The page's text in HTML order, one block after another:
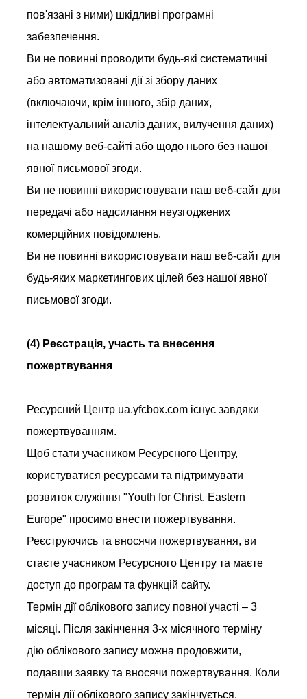
пов'язані з ними) шкідливі програмні
забезпечення.
Ви не повинні проводити будь-які систематичні
або автоматизовані дії зі збору даних
(включаючи, крім іншого, збір даних,
інтелектуальний аналіз даних, вилучення даних)
на нашому веб-сайті або щодо нього без нашої
явної письмової згоди.
Ви не повинні використовувати наш веб-сайт для
передачі або надсилання неузгоджених
комерційних повідомлень.
Ви не повинні використовувати наш веб-сайт для
будь-яких маркетингових цілей без нашої явної
письмової згоди.
(4) Реєстрація, участь та внесення
пожертвування
Ресурсний Центр ua.yfcbox.com існує завдяки
пожертвуванням.
Щоб стати учасником Ресурсного Центру,
користуватися ресурсами та підтримувати
розвиток служіння "Youth for Christ, Eastern
Europe" просимо внести пожертвування.
Реєструючись та вносячи пожертвування, ви
стаєте учасником Ресурсного Центру та маєте
доступ до програм та функцій сайту.
Термін дії облікового запису повної участі – 3
місяці. Після закінчення 3-х місячного терміну
дію облікового запису можна продовжити,
подавши заявку та вносячи пожертвування. Коли
термін дії облікового запису закінчується,